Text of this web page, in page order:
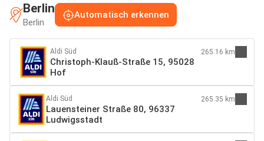
Berlin
Berlin
Automatisch erkennen
Aldi Süd
Christoph-Klauß-Straße 15, 95028
Hof
265.16 km
Aldi Süd
Lauensteiner Straße 80, 96337
Ludwigsstadt
265.35 km